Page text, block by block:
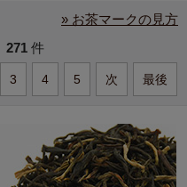
» お茶マークの見方
271 件
3 4 5 次 最後